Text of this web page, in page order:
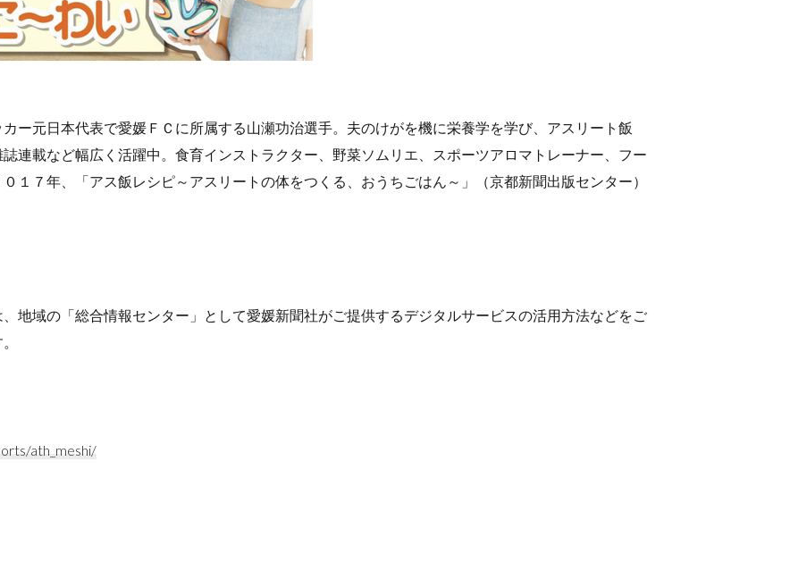
ー元日本代表で愛媛ＦＣに所属する山瀬功治選手。夫のけがを機に栄養学を学び、アスリート飯
誌連載など幅広く活躍中。食育インストラクター、野菜ソムリエ、スポーツアロマトレーナー、フー
１７年、「アス飯レシピ～アスリートの体をつくる、おうちごはん～」（京都新聞出版センター）
地域の「総合情報センター」として愛媛新聞社がご提供するデジタルサービスの活用方法などをご
ath_meshi/